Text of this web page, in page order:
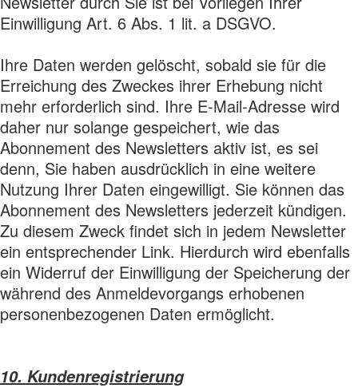
Einwilligung Art. 6 Abs. 1 lit. a DSGVO.
Ihre Daten werden gelöscht, sobald sie für die
Erreichung des Zweckes ihrer Erhebung nicht
mehr erforderlich sind. Ihre E-Mail-Adresse wird
daher nur solange gespeichert, wie das
Abonnement des Newsletters aktiv ist, es sei
denn, Sie haben ausdrücklich in eine weitere
Nutzung Ihrer Daten eingewilligt. Sie können das
Abonnement des Newsletters jederzeit kündigen.
Zu diesem Zweck findet sich in jedem Newsletter
ein entsprechender Link. Hierdurch wird ebenfalls
ein Widerruf der Einwilligung der Speicherung der
während des Anmeldevorgangs erhobenen
personenbezogenen Daten ermöglicht.
10. Kundenregistrierung